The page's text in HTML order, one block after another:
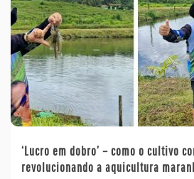
‘Lucro em dobro’ – como o cultivo
revolucionando a aquicultura